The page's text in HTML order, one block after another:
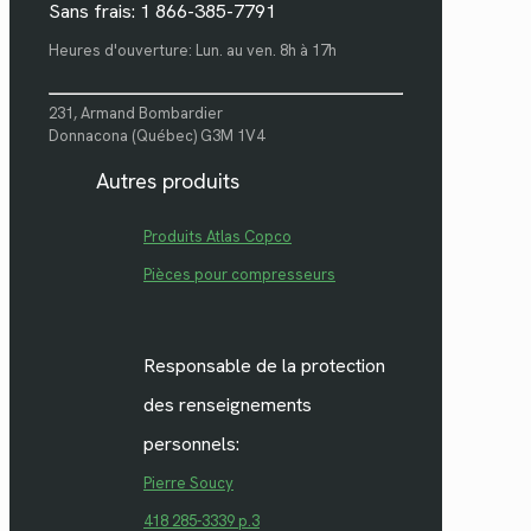
Sans frais: 1 866-385-7791
Heures d'ouverture: Lun. au ven. 8h à 17h
231, Armand Bombardier
Donnacona (Québec) G3M 1V4
Autres produits
Produits Atlas Copco
Pièces pour compresseurs
Responsable de la protection
des renseignements
personnels:
Pierre Soucy
418 285-3339 p.3